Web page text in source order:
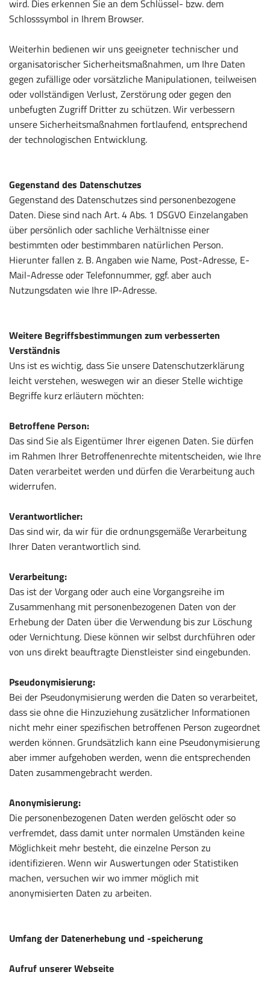
wird. Dies erkennen Sie an dem Schlüssel- bzw. dem
Schlosssymbol in Ihrem Browser.
Weiterhin bedienen wir uns geeigneter technischer und
organisatorischer Sicherheitsmaßnahmen, um Ihre Daten
gegen zufällige oder vorsätzliche Manipulationen, teilweisen
oder vollständigen Verlust, Zerstörung oder gegen den
unbefugten Zugriff Dritter zu schützen. Wir verbessern
unsere Sicherheitsmaßnahmen fortlaufend, entsprechend
der technologischen Entwicklung.
Gegenstand des Datenschutzes
Gegenstand des Datenschutzes sind personenbezogene
Daten. Diese sind nach Art. 4 Abs. 1 DSGVO Einzelangaben
über persönlich oder sachliche Verhältnisse einer
bestimmten oder bestimmbaren natürlichen Person.
Hierunter fallen z. B. Angaben wie Name, Post-Adresse, E-
Mail-Adresse oder Telefonnummer, ggf. aber auch
Nutzungsdaten wie Ihre IP-Adresse.
Weitere Begriffsbestimmungen zum verbesserten
Verständnis
Uns ist es wichtig, dass Sie unsere Datenschutzerklärung
leicht verstehen, weswegen wir an dieser Stelle wichtige
Begriffe kurz erläutern möchten:
Betroffene Person:
Das sind Sie als Eigentümer Ihrer eigenen Daten. Sie dürfen
im Rahmen Ihrer Betroffenenrechte mitentscheiden, wie Ihre
Daten verarbeitet werden und dürfen die Verarbeitung auch
widerrufen.
Verantwortlicher:
Das sind wir, da wir für die ordnungsgemäße Verarbeitung
Ihrer Daten verantwortlich sind.
Verarbeitung:
Das ist der Vorgang oder auch eine Vorgangsreihe im
Zusammenhang mit personenbezogenen Daten von der
Erhebung der Daten über die Verwendung bis zur Löschung
oder Vernichtung. Diese können wir selbst durchführen oder
von uns direkt beauftragte Dienstleister sind eingebunden.
Pseudonymisierung:
Bei der Pseudonymisierung werden die Daten so verarbeitet,
dass sie ohne die Hinzuziehung zusätzlicher Informationen
nicht mehr einer spezifischen betroffenen Person zugeordnet
werden können. Grundsätzlich kann eine Pseudonymisierung
aber immer aufgehoben werden, wenn die entsprechenden
Daten zusammengebracht werden.
Anonymisierung:
Die personenbezogenen Daten werden gelöscht oder so
verfremdet, dass damit unter normalen Umständen keine
Möglichkeit mehr besteht, die einzelne Person zu
identifizieren. Wenn wir Auswertungen oder Statistiken
machen, versuchen wir wo immer möglich mit
anonymisierten Daten zu arbeiten.
Umfang der Datenerhebung und -speicherung
Aufruf unserer Webseite